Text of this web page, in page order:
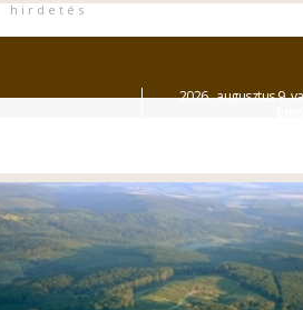
h i r d e t é s
2026. augusztus 9.